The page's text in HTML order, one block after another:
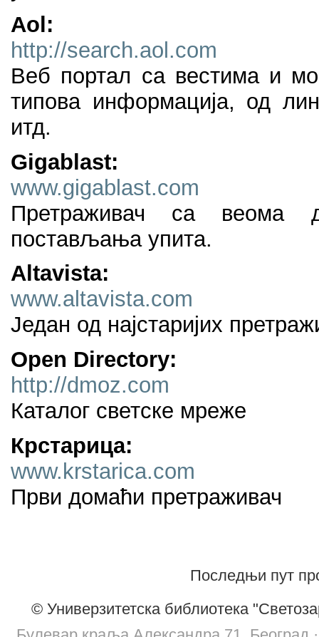
Aol:
http://search.aol.com
Веб портал са вестима и
типова информација, од
итд.
Gigablast:
www.gigablast.com
Претраживач са веома
постављања упита.
Altavista:
www.altavista.com
Један од најстаријих
Open Directory:
http://dmoz.com
Каталог светске мреже
Крстарица:
www.krstarica.com
Први домаћи претраживач
Последњи пут
© Универзитетска библиотека